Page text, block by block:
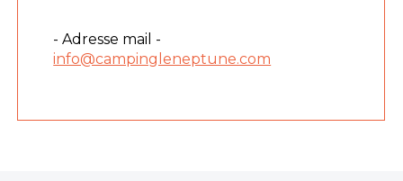
- Adresse mail -
info@campingleneptune.com